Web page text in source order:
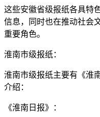
这些安徽省级报纸各具特
信息，同时也在推动社会
重要角色。
淮南市级报纸：
淮南市级报纸主要有《淮
介绍：
《淮南日报》：